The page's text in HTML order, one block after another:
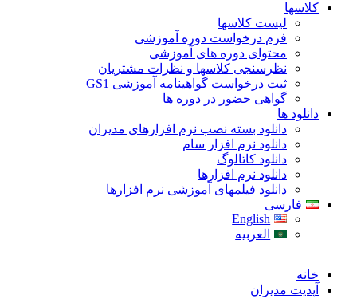
کلاسها
لیست کلاسها
فرم درخواست دوره آموزشی
محتوای دوره های آموزشی
نظرسنجی کلاسها و نظرات مشتریان
ثبت درخواست گواهینامه آموزشی GS1
گواهی حضور در دوره ها
دانلود ها
دانلود بسته نصب نرم افزارهای مدیران
دانلود نرم افزار سام
دانلود کاتالوگ
دانلود نرم افزارها
دانلود فیلمهای آموزشی نرم افزارها
فارسی
English
العربیه
خانه
آپدیت مدیران